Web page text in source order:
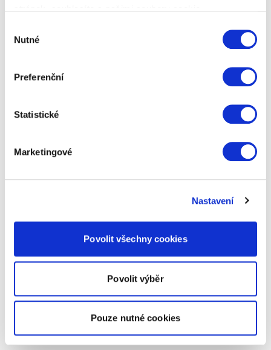
souhlasu
Nutné
Preferenční
Statistické
Marketingové
Nastavení
Povolit všechny cookies
Povolit výběr
Pouze nutné cookies